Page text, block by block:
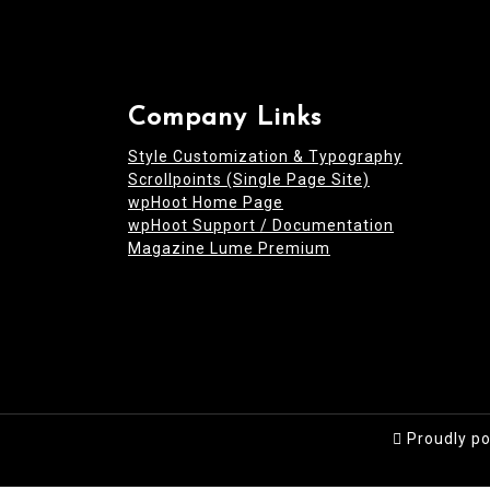
Company Links
Style Customization & Typography
Scrollpoints (Single Page Site)
wpHoot Home Page
wpHoot Support / Documentation
Magazine Lume Premium
Proudly